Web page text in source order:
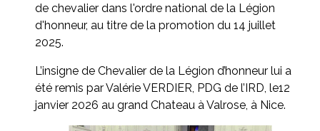
de chevalier dans l'ordre national de la Légion
d'honneur, au titre de la promotion du 14 juillet
2025.
L’insigne de Chevalier de la Légion d’honneur lui a
été remis par Valérie VERDIER, PDG de l’IRD, le12
janvier 2026 au grand Chateau à Valrose, à Nice.